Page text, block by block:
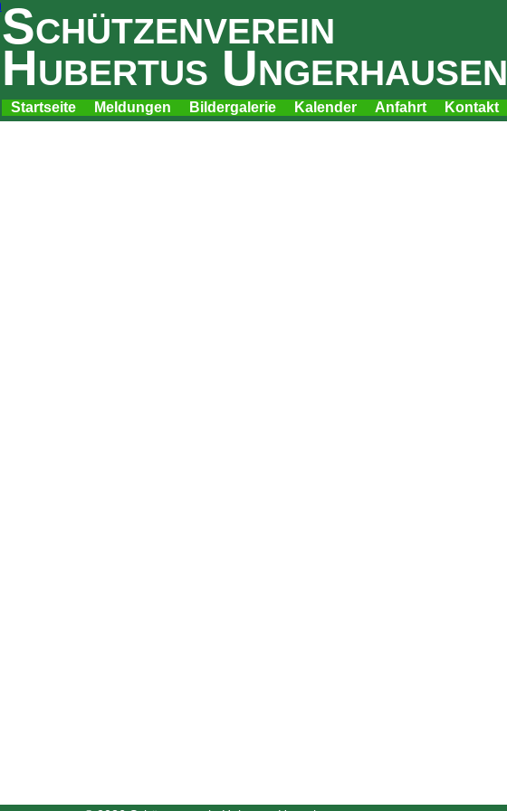
Schützenverein
Hubertus Ungerhausen
Navigation
überspringen
Startseite Meldungen Bildergalerie Kalender Anfahrt Kontakt